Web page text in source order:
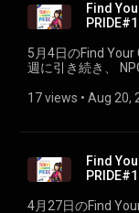
Find
5月4日のFind Your
週に引き続き、
PRIDE 2024」の振
17 views • Aug 20,
Find
4月27日のFind